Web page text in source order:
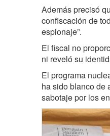
Además precisó
confiscación de
espionaje”.
El fiscal no
ni reveló su
El programa
ha sido blanco de
sabotaje por los